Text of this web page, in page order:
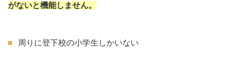
がないと機能しません。
周りに登下校の小学生しかいない